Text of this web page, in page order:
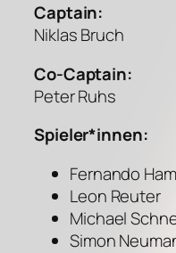
Captain:
Niklas Bruch
Co-Captain:
Peter Ruhs
Spieler*innen:
Fernando
Leon Reuter
Michael
Simon